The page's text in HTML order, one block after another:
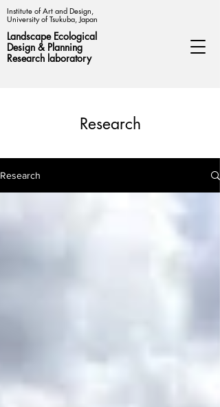
Institute of Art and Design,
University of Tsukuba, Japan
Landscape Ecological
Design & Planning
Research laboratory
Research
Research